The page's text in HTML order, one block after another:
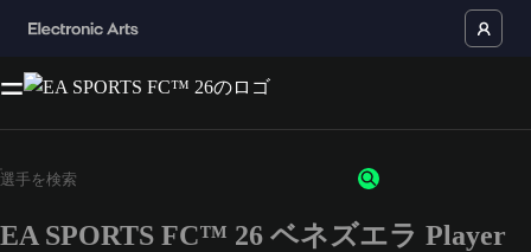
EA SPORTS FC™ 26 ベネズエラ Player